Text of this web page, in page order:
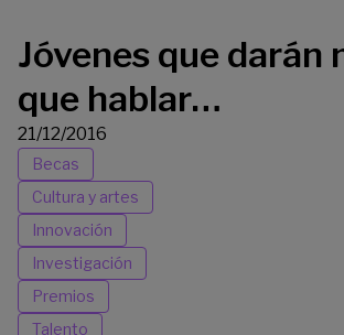
Jóvenes que darán
que hablar…
21/12/2016
Becas
Cultura y artes
Innovación
Investigación
Premios
Talento